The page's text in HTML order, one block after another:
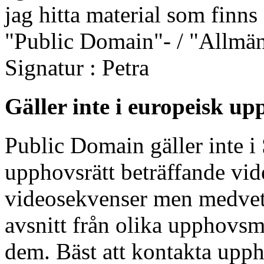
jag hitta material som
"Public Domain"- /
Signatur : Petra
Gäller inte i europeisk
Public Domain gäller inte i
upphovsrätt beträffande
videosekvenser men
avsnitt från olika
dem. Bäst att kontakta